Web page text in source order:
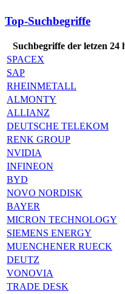
Top-Suchbegriffe
Suchbegriffe der letzen 24
SPACEX
SAP
RHEINMETALL
ALMONTY
ALLIANZ
DEUTSCHE TELEKOM
RENK GROUP
NVIDIA
INFINEON
BYD
NOVO NORDISK
BAYER
MICRON TECHNOLOGY
SIEMENS ENERGY
MUENCHENER RUECK
DEUTZ
VONOVIA
TRADE DESK